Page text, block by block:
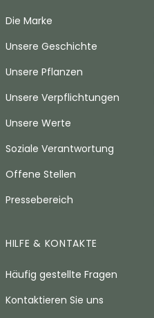
Die Marke
Unsere Geschichte
Unsere Pflanzen
Unsere Verpflichtungen
Unsere Werte
Soziale Verantwortung
Offene Stellen
Pressebereich
HILFE & KONTAKTE
Häufig gestellte Fragen
Kontaktieren Sie uns